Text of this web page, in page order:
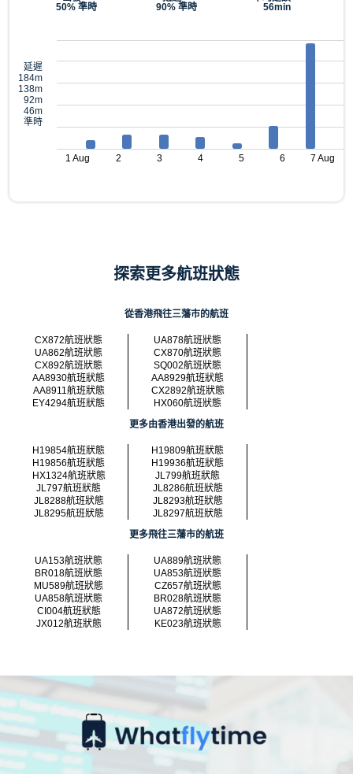
50% 準時
90% 準時
56min
延遲
184m
138m
92m
46m
準時
1 Aug 2 3 4 5 6 7 Aug
探索更多航班狀態
從香港飛往三藩市的航班
CX872航班狀態
UA878航班狀態
UA862航班狀態
CX870航班狀態
CX892航班狀態
SQ002航班狀態
AA8930航班狀態
AA8929航班狀態
AA8911航班狀態
CX2892航班狀態
EY4294航班狀態
HX060航班狀態
更多由香港出發的航班
H19854航班狀態
H19809航班狀態
H19856航班狀態
H19936航班狀態
HX1324航班狀態
JL799航班狀態
JL797航班狀態
JL8286航班狀態
JL8288航班狀態
JL8293航班狀態
JL8295航班狀態
JL8297航班狀態
更多飛往三藩市的航班
UA153航班狀態
UA889航班狀態
BR018航班狀態
UA853航班狀態
MU589航班狀態
CZ657航班狀態
UA858航班狀態
BR028航班狀態
CI004航班狀態
UA872航班狀態
JX012航班狀態
KE023航班狀態